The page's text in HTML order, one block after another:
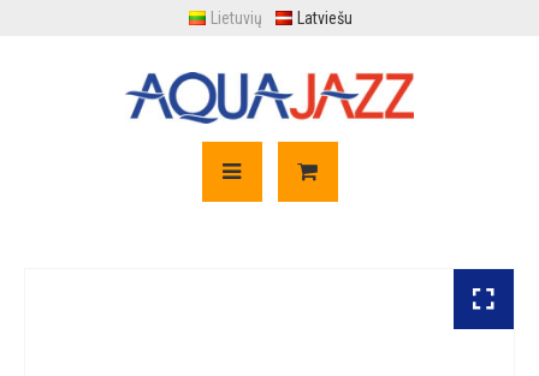
Lietuvių Latviešu